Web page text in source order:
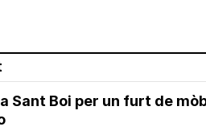
Sant Boi per un furt de